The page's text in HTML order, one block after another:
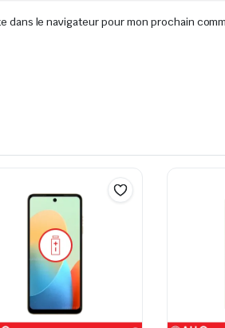
dans le navigateur pour mon prochain